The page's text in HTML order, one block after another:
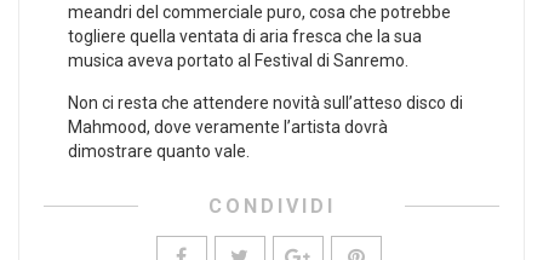
meandri del commerciale puro, cosa che potrebbe
togliere quella ventata di aria fresca che la sua
musica aveva portato al Festival di Sanremo.
Non ci resta che attendere novità sull’atteso disco di
Mahmood, dove veramente l’artista dovrà
dimostrare quanto vale.
CONDIVIDI